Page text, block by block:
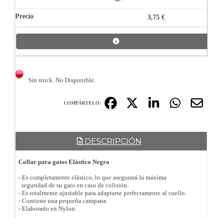
3,75 €
Sin stock. No Disponible.
COMPÁRTELO:
DESCRIPCIÓN
Collar para gatos Elástico Negro
- Es completamente elástico, lo que asegurará la máxima
seguridad de su gato en caso de colisión.
- Es totalmente ajustable para adaptarse perfectamente al cuello.
- Contiene una pequeña campana.
- Elaborado en Nylon.